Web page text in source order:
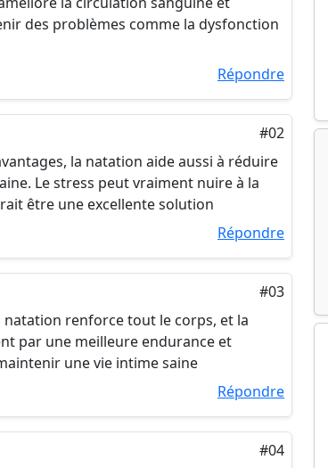
des problèmes comme la dysfonction
Répondre
#02
la natation aide aussi à réduire
Le stress peut vraiment nuire à la
être une excellente solution
Répondre
#03
renforce tout le corps, et la
par une meilleure endurance et
une vie intime saine
Répondre
#04